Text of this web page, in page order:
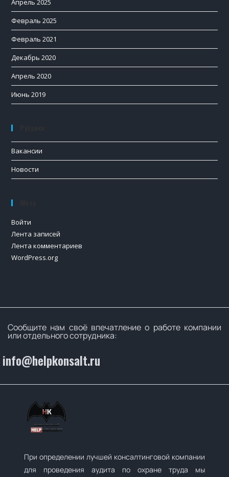
Апрель 2025
Февраль 2025
Февраль 2021
Декабрь 2020
Апрель 2020
Июнь 2019
Вакансии
Новости
Войти
Лента записей
Лента комментариев
WordPress.org
Сообщите нам своё впечатление о работе компании
или отдельного сотрудника:
info@helpkonsalt.ru
При определении лучшей консалтинговой компании
для проведения аудита по охране труда мы